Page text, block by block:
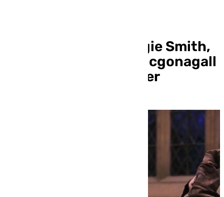
Fallece la actriz Maggie Smith,
la eterna profesora Mcgonagall
de la saga Harry Potter